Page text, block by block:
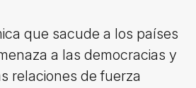
que sacude a los países
a las democracias y
relaciones de fuerza